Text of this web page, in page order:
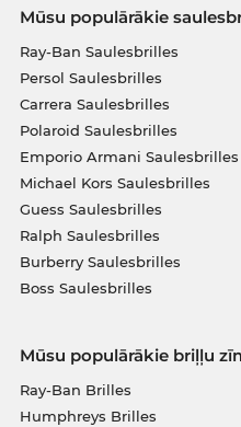
Mūsu populārākie
Ray-Ban Saulesbrilles
Persol Saulesbrilles
Carrera Saulesbrilles
Polaroid Saulesbrilles
Emporio Armani Saulesbrilles
Michael Kors Saulesbrilles
Guess Saulesbrilles
Ralph Saulesbrilles
Burberry Saulesbrilles
Boss Saulesbrilles
Mūsu populārākie briļļu
Ray-Ban Brilles
Humphreys Brilles